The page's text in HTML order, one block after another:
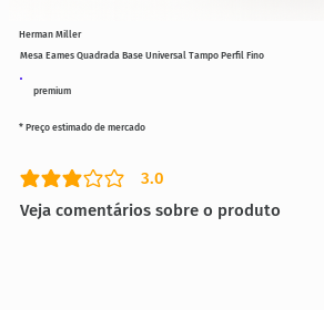
premium
Mesa Eames Quadrada Base Universal Tampo Perfil Fino
3.0
classificação média é 3 de 5
Veja comentários sobre o produto
* Preço estimado de mercado
Herman Miller